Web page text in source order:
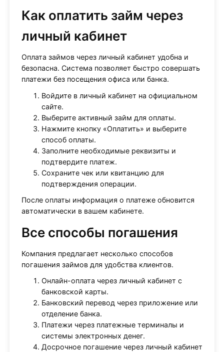
Как оплатить займ через
личный кабинет
Оплата займов через личный кабинет удобна и
безопасна. Система позволяет быстро совершать
платежи без посещения офиса или банка.
Войдите в личный кабинет на официальном
сайте.
Выберите активный займ для оплаты.
Нажмите кнопку «Оплатить» и выберите
способ оплаты.
Заполните необходимые реквизиты и
подтвердите платеж.
Сохраните чек или квитанцию для
подтверждения операции.
После оплаты информация о платеже обновится
автоматически в вашем кабинете.
Все способы погашения
Компания предлагает несколько способов
погашения займов для удобства клиентов.
Онлайн-оплата через личный кабинет с
банковской карты.
Банковский перевод через приложение или
отделение банка.
Платежи через платежные терминалы и
системы электронных денег.
Досрочное погашение через личный кабинет